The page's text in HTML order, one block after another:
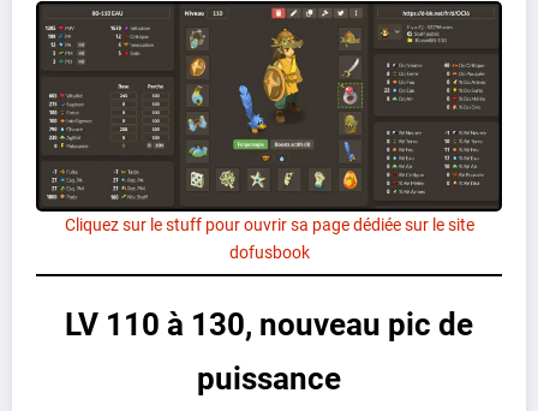
Cliquez sur le stuff pour ouvrir sa page dédiée sur le site
dofusbook
LV 110 à 130, nouveau pic de
puissance